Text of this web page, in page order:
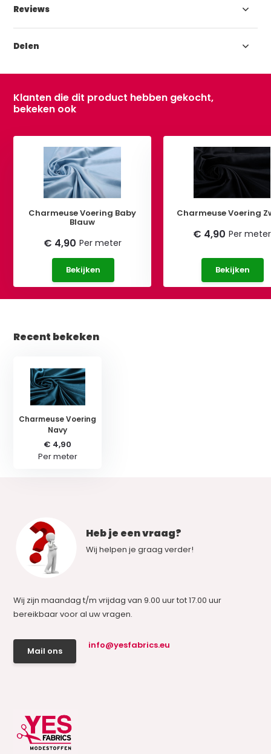
Reviews
Delen
Klanten die dit product hebben gekocht,
bekeken ook
Charmeuse Voering Baby
Blauw
€ 4,90 Per meter
Bekijken
Charmeuse Voering
€ 4,90 Per meter
Bekijken
Recent bekeken
Charmeuse Voering
Navy
€ 4,90
Per meter
Heb je een vraag?
Wij helpen je graag verder!
Wij zijn maandag t/m vrijdag van 9.00 uur tot 17.00 uur
bereikbaar voor al uw vragen.
Mail ons
info@yesfabrics.eu